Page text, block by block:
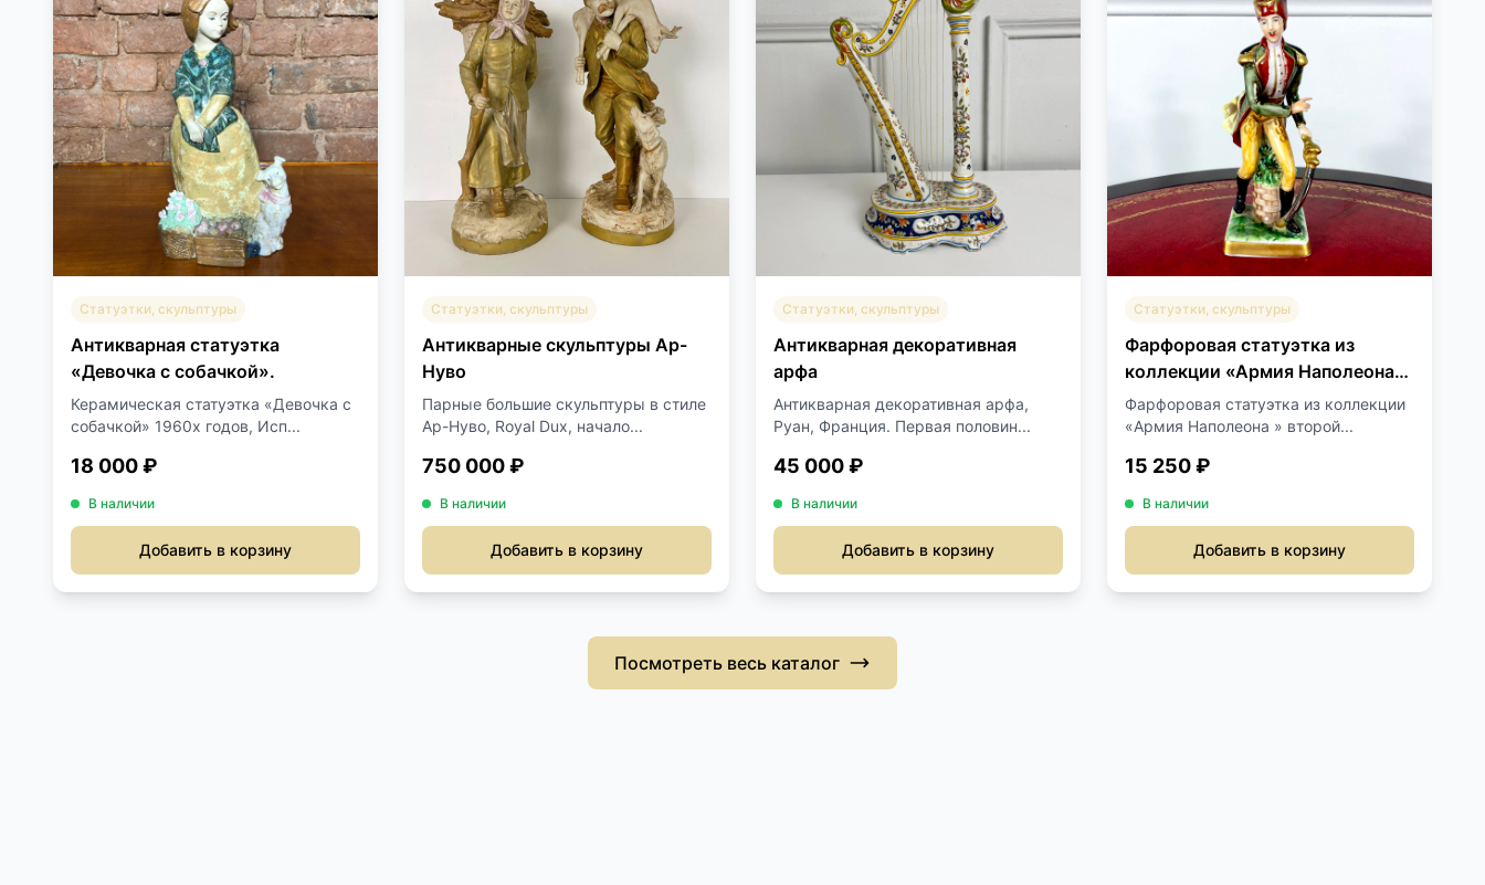
Статуэтки, скульптуры
Антикварная статуэтка
«Девочка с собачкой».
Керамическая статуэтка «Девочка с
собачкой» 1960х годов, Исп...
18 000 ₽
В наличии
Добавить в корзину
Статуэтки, скульптуры
Антикварные скульптуры Ар-
Нуво
Парные большие скульптуры в стиле
Ар-Нуво, Royal Dux, начало...
750 000 ₽
В наличии
Добавить в корзину
Статуэтки, скульптуры
Антикварная декоративная
арфа
Антикварная декоративная арфа,
Руан, Франция. Первая половин...
45 000 ₽
В наличии
Добавить в корзину
Статуэтки, скульптуры
Фарфоровая статуэтка из
коллекции «Армия Наполеона»
второй половины XX века.
Фарфоровая статуэтка из коллекции
«Армия Наполеона » второй...
15 250 ₽
В наличии
Добавить в корзину
Посмотреть весь каталог